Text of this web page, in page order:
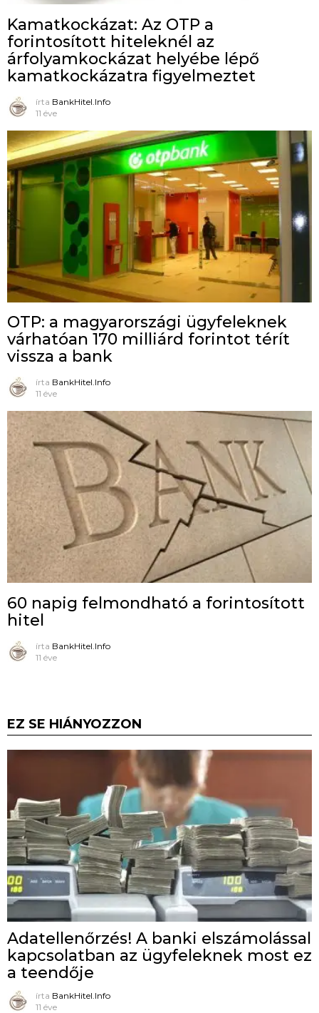
Kamatkockázat: Az OTP a
forintosított hiteleknél az
árfolyamkockázat helyébe lépő
kamatkockázatra figyelmeztet
írta BankHitel.Info
11 éve
OTP: a magyarországi ügyfeleknek
várhatóan 170 milliárd forintot térít
vissza a bank
írta BankHitel.Info
11 éve
60 napig felmondható a forintosított
hitel
írta BankHitel.Info
11 éve
EZ SE HIÁNYOZZON
Adatellenőrzés! A banki elszámolással
kapcsolatban az ügyfeleknek most ez
a teendője
írta BankHitel.Info
11 éve